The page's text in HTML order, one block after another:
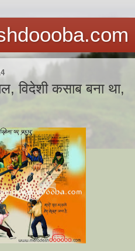
कसाब बना था,